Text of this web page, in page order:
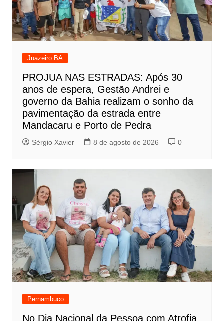
Juazeiro BA
PROJUA NAS ESTRADAS: Após 30
anos de espera, Gestão Andrei e
governo da Bahia realizam o sonho da
pavimentação da estrada entre
Mandacaru e Porto de Pedra
Sérgio Xavier 8 de agosto de 2026 0
Pernambuco
No Dia Nacional da Pessoa com Atrofia